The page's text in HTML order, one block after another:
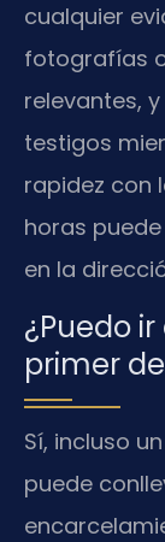
cualquier
fotografías
relevantes,
testigos
rapidez con
horas
en la
¿Puedo
primer
Sí, incluso
puede